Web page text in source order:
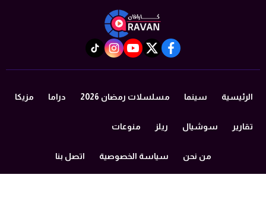
facebook
twitter
youtube
instagram
tiktok
الرئيسية سينما مسلسلات رمضان 2026 دراما مزيكا
تقارير سوشيال ريلز منوعات
من نحن سياسة الخصوصية اتصل بنا